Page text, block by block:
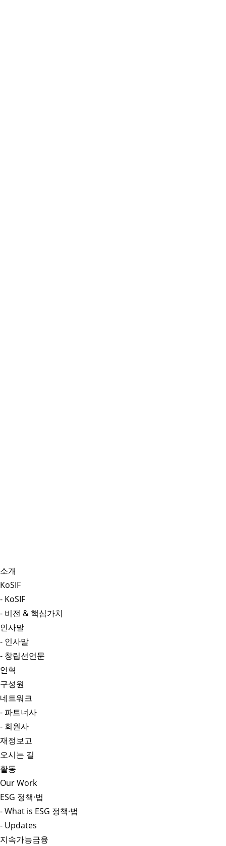
소개
KoSIF
- KoSIF
- 비전 & 핵심가치
인사말
- 인사말
- 창립선언문
연혁
구성원
네트워크
- 파트너사
- 회원사
재정보고
오시는 길
활동
Our Work
ESG 정책·법
- What is ESG 정책·법
- Updates
지속가능금융